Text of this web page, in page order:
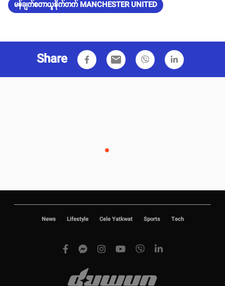
တို့ လာမယ့်အပြောင်းအရွှေ့မှာ ဘယ်ကစားသမားကို ပစ်မှတ်ထားမယ်ဆိုတာ